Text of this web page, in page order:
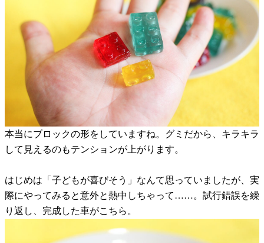
本当にブロックの形をしていますね。グミだから、キラキラ
して見えるのもテンションが上がります。
はじめは「子どもが喜びそう」なんて思っていましたが、実
際にやってみると意外と熱中しちゃって……。試行錯誤を繰
り返し、完成した車がこちら。